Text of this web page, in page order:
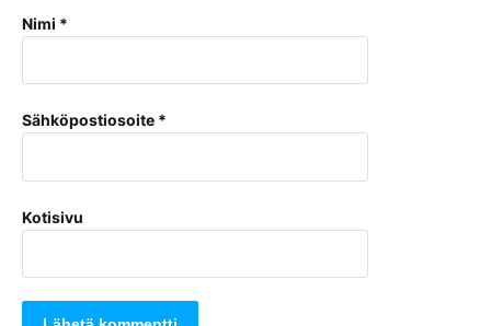
Nimi *
Sähköpostiosoite *
Kotisivu